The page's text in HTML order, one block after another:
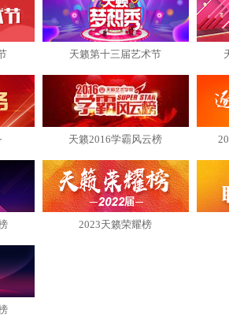
天籁第十三届艺术节
天籁2016学霸风云榜
2023天籁荣耀榜